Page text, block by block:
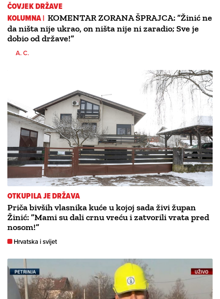
ČOVJEK DRŽAVE
KOLUMNA | KOMENTAR ZORANA ŠPRAJCA: ”Žinić ne
da ništa nije ukrao, on ništa nije ni zaradio; Sve je
dobio od države!”
A. C.
OTKUPILA JE DRŽAVA
Priča bivših vlasnika kuće u kojoj sada živi župan
Žinić: ”Mami su dali crnu vreću i zatvorili vrata pred
nosom!”
Hrvatska i svijet